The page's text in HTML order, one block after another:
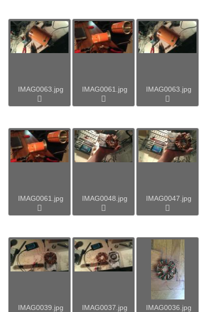
IMAG0063.jpg IMAG0061.jpg IMAG0063.jpg
IMAG0061.jpg IMAG0048.jpg IMAG0047.jpg
IMAG0039.jpg IMAG0037.jpg IMAG0036.jpg